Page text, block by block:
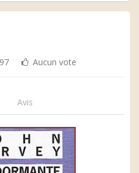
Aucun vote
Avis